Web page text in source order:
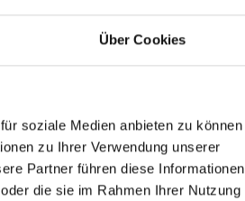
Über Cookies
soziale Medien anbieten zu können
zu Ihrer Verwendung unserer
Partner führen diese Informationen
die sie im Rahmen Ihrer Nutzung